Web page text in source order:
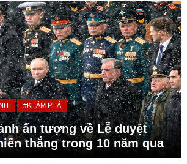
#KHÁM PHÁ
ấn tượng về Lễ duyệt
thắng trong 10 năm qua